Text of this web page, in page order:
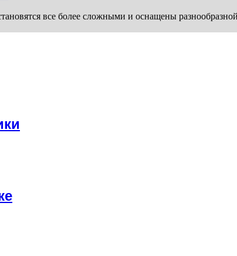
все более сложными и оснащены